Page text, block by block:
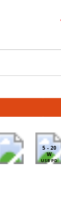
5 - 20
W
USB PD